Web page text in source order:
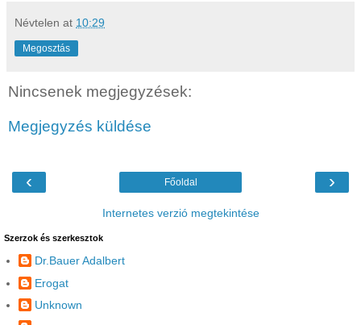
Névtelen at 10:29
Megosztás
Nincsenek megjegyzések:
Megjegyzés küldése
‹ ›
Főoldal
Internetes verzió megtekintése
Szerzok és szerkesztok
Dr.Bauer Adalbert
Erogat
Unknown